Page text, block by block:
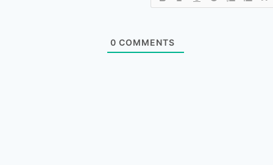
0 COMMENTS